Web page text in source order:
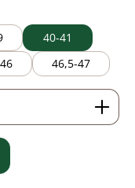
40-41
46,5-47
Wert ein